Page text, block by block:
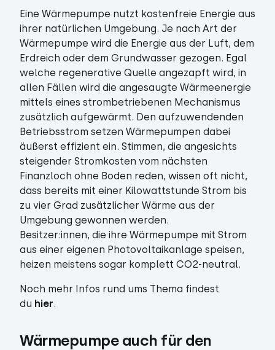
Eine Wärmepumpe nutzt kostenfreie Energie aus
ihrer natürlichen Umgebung. Je nach Art der
Wärmepumpe wird die Energie aus der Luft, dem
Erdreich oder dem Grundwasser gezogen. Egal
welche regenerative Quelle angezapft wird, in
allen Fällen wird die angesaugte Wärmeenergie
mittels eines strombetriebenen Mechanismus
zusätzlich aufgewärmt. Den aufzuwendenden
Betriebsstrom setzen Wärmepumpen dabei
äußerst effizient ein. Stimmen, die angesichts
steigender Stromkosten vom nächsten
Finanzloch ohne Boden reden, wissen oft nicht,
dass bereits mit einer Kilowattstunde Strom bis
zu vier Grad zusätzlicher Wärme aus der
Umgebung gewonnen werden.
Besitzer:innen, die ihre Wärmepumpe mit Strom
aus einer eigenen Photovoltaikanlage speisen,
heizen meistens sogar komplett CO2-neutral.
Noch mehr Infos rund ums Thema findest
du hier.
Wärmepumpe auch für den